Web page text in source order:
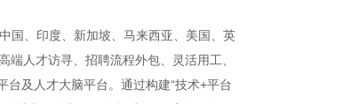
国、印度、新加坡、马来西亚、美国、英
人才访寻、招聘流程外包、灵活用工、
及人才大脑平台。通过构建“技术+平台